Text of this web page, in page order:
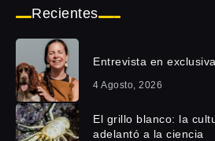
Recientes
Entrevista en
4 Agosto, 2026
El grillo blanco: la
adelantó a la ciencia